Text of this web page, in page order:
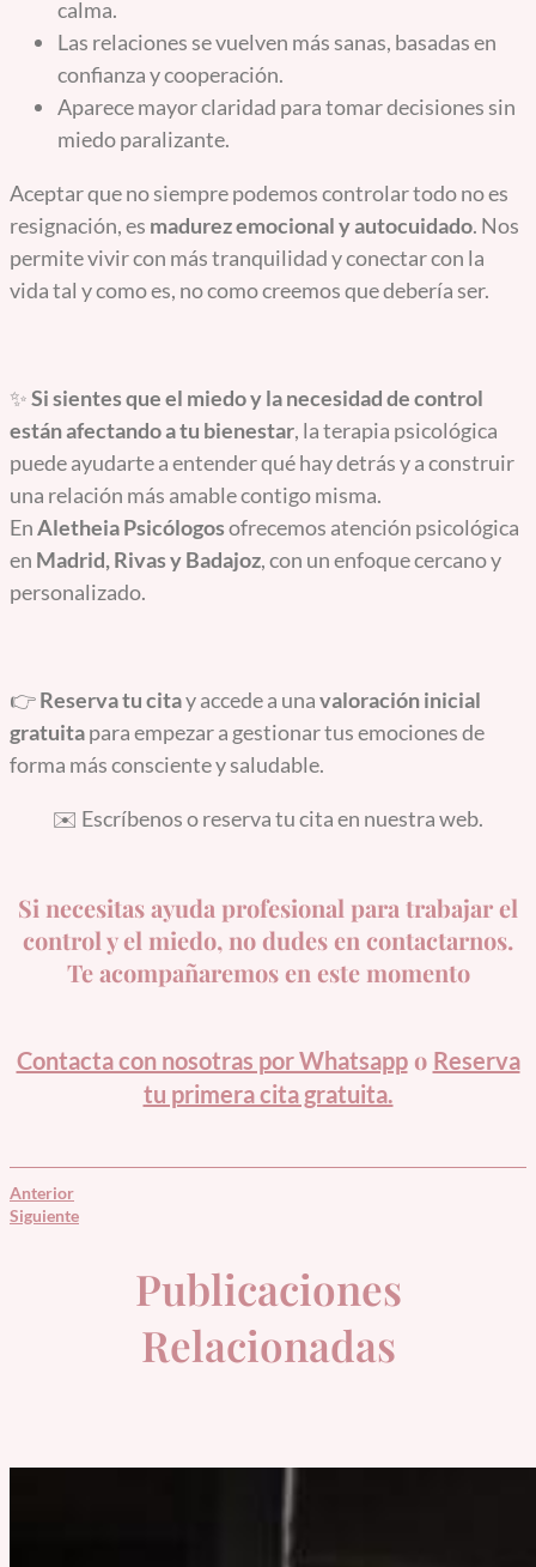
calma.
Las relaciones se vuelven más sanas, basadas en
confianza y cooperación.
Aparece mayor claridad para tomar decisiones sin
miedo paralizante.
Aceptar que no siempre podemos controlar todo no es
resignación, es madurez emocional y autocuidado. Nos
permite vivir con más tranquilidad y conectar con la
vida tal y como es, no como creemos que debería ser.
✨Si sientes que el miedo y la necesidad de control
están afectando a tu bienestar, la terapia psicológica
puede ayudarte a entender qué hay detrás y a construir
una relación más amable contigo misma.
EnAletheia Psicólogosofrecemos atención psicológica
en Madrid, Rivas y Badajoz, con un enfoque cercano y
personalizado.
👉Reserva tu citay accede a unavaloración inicial
gratuitapara empezar a gestionar tus emociones de
forma más consciente y saludable.
✉️ Escríbenos o reserva tu cita en nuestra web.
Si necesitas ayuda profesional para trabajar el
control y el miedo, no dudes en contactarnos.
Te acompañaremos en este momento
Contacta con nosotras por Whatsappo Reserva
tu primera cita gratuita.
Anterior
Siguiente
Publicaciones
Relacionadas